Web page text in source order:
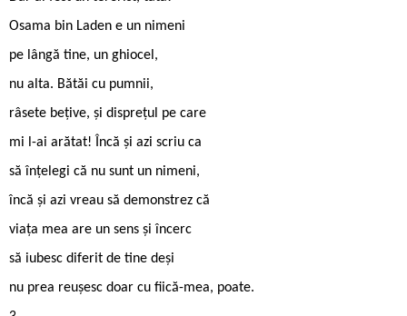
Osama bin Laden e un nimeni
pe lângă tine, un ghiocel,
nu alta. Bătăi cu pumnii,
râsete bețive, și disprețul pe care
mi l-ai arătat! Încă și azi scriu ca
să înțelegi că nu sunt un nimeni,
încă și azi vreau să demonstrez că
viața mea are un sens și încerc
să iubesc diferit de tine deși
nu prea reușesc doar cu fiică-mea, poate.